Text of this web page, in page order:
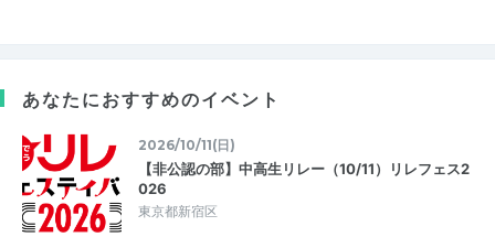
あなたにおすすめのイベント
2026/10/11(日)
【非公認の部】中高生リレー（10/11）リレフェス2
026
東京都新宿区